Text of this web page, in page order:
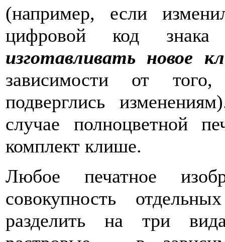
(например, если
цифровой код
изготавливать новое
зависимости от
подверглись
случае полноцветной
комплект клише.
Любое печатное
совокупность
разделить на три